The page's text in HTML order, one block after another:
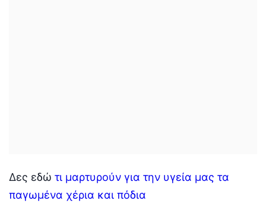
Δες εδώ τι μαρτυρούν για την υγεία μας τα
παγωμένα χέρια και πόδια